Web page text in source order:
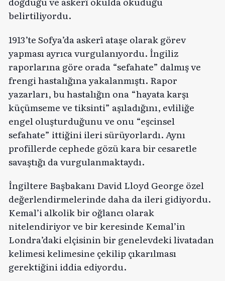
belirtiliyordu.
1913’te Sofya’da askerî ataşe olarak görev
yapması ayrıca vurgulanıyordu. İngiliz
raporlarına göre orada “sefahate” dalmış ve
frengi hastalığına yakalanmıştı. Rapor
yazarları, bu hastalığın ona “hayata karşı
küçümseme ve tiksinti” aşıladığını, evliliğe
engel oluşturduğunu ve onu “eşcinsel
sefahate” ittiğini ileri sürüyorlardı. Aynı
profillerde cephede gözü kara bir cesaretle
savaştığı da vurgulanmaktaydı.
İngiltere Başbakanı David Lloyd George özel
değerlendirmelerinde daha da ileri gidiyordu.
Kemal’i alkolik bir oğlancı olarak
nitelendiriyor ve bir keresinde Kemal’in
Londra’daki elçisinin bir genelevdeki livatadan
kelimesi kelimesine çekilip çıkarılması
gerektiğini iddia ediyordu.